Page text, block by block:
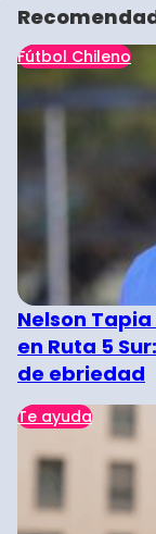
Fútbol Chileno
Nelson
en Ruta 5
de ebriedad
Te ayuda